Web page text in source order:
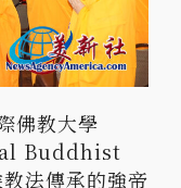
佛教大學
Buddhist
法傳承的強帝